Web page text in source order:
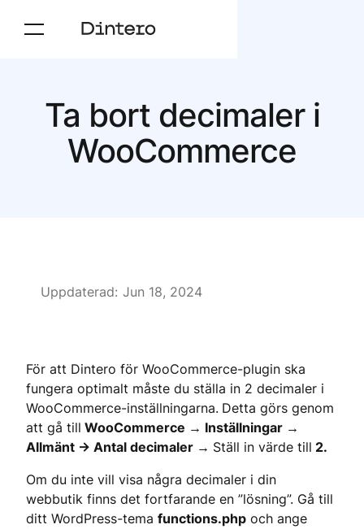
Ta bort decimaler i
WooCommerce
Uppdaterad: Jun 18, 2024
För att Dintero för WooCommerce-plugin ska
fungera optimalt måste du ställa in 2 decimaler i
WooCommerce-inställningarna. Detta görs genom
att gå till WooCommerce → Inställningar →
Allmänt -> Antal decimaler → Ställ in värde till 2.
Om du inte vill visa några decimaler i din
webbutik finns det fortfarande en ”lösning”. Gå till
ditt WordPress-tema functions.php och ange